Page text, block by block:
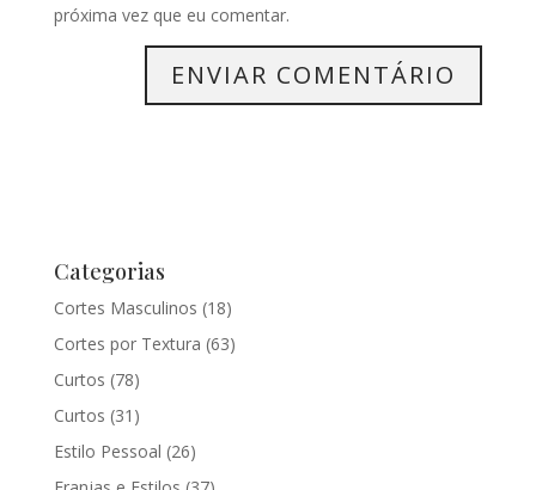
próxima vez que eu comentar.
Categorias
Cortes Masculinos (18)
Cortes por Textura (63)
Curtos (78)
Curtos (31)
Estilo Pessoal (26)